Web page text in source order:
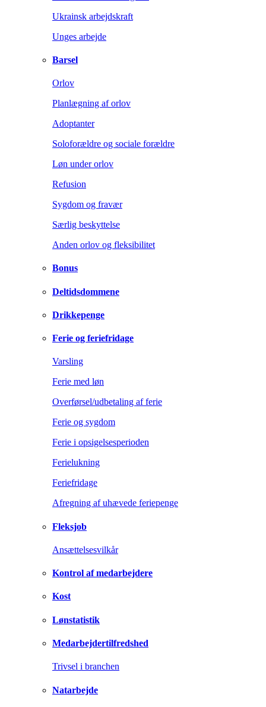
Ukrainsk arbejdskraft
Unges arbejde
Barsel
Orlov
Planlægning af orlov
Adoptanter
Soloforældre og sociale forældre
Løn under orlov
Refusion
Sygdom og fravær
Særlig beskyttelse
Anden orlov og fleksibilitet
Bonus
Deltidsdommene
Drikkepenge
Ferie og feriefridage
Varsling
Ferie med løn
Overførsel/udbetaling af ferie
Ferie og sygdom
Ferie i opsigelsesperioden
Ferielukning
Feriefridage
Afregning af uhævede feriepenge
Fleksjob
Ansættelsesvilkår
Kontrol af medarbejdere
Kost
Lønstatistik
Medarbejdertilfredshed
Trivsel i branchen
Natarbejde